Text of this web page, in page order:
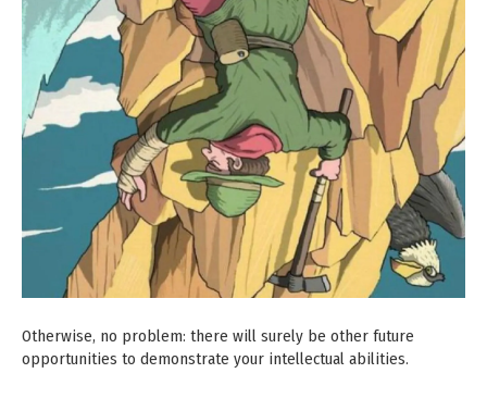
Otherwise, no problem: there will surely be other future
opportunities to demonstrate your intellectual abilities.